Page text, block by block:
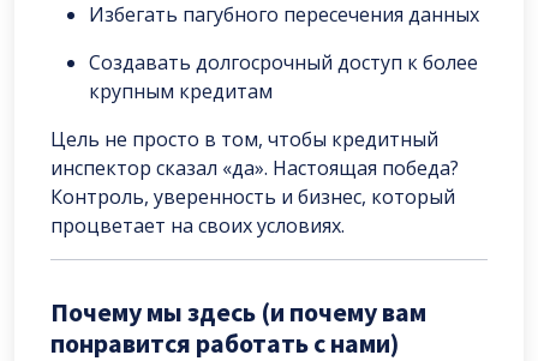
Избегать пагубного пересечения данных
Создавать долгосрочный доступ к более
крупным кредитам
Цель не просто в том, чтобы кредитный
инспектор сказал «да». Настоящая победа?
Контроль, уверенность и бизнес, который
процветает на своих условиях.
Почему мы здесь (и почему вам
понравится работать с нами)